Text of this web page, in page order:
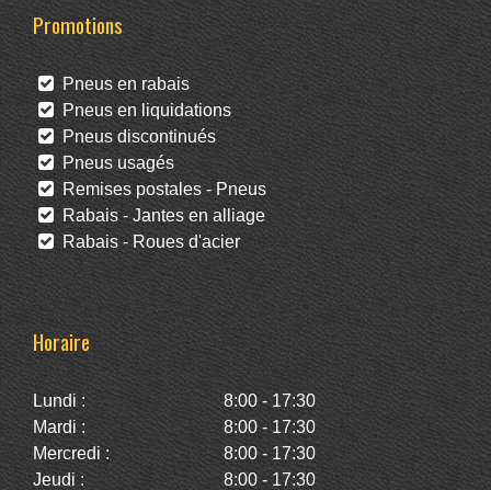
Promotions
Pneus en rabais
Pneus en liquidations
Pneus discontinués
Pneus usagés
Remises postales - Pneus
Rabais - Jantes en alliage
Rabais - Roues d'acier
Horaire
Lundi :
8:00 - 17:30
Mardi :
8:00 - 17:30
Mercredi :
8:00 - 17:30
Jeudi :
8:00 - 17:30